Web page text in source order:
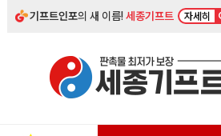
기프트인포의 새 이름!세종기프트 자세히